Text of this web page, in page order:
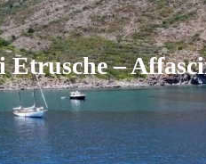
Etrusche –